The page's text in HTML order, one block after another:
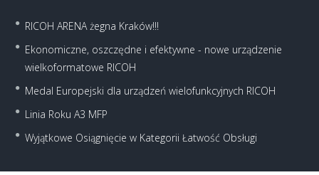
RICOH ARENA żegna Kraków!!!
Ekonomiczne, oszczędne i efektywne - nowe urządzenie
wielkoformatowe RICOH
Medal Europejski dla urządzeń wielofunkcyjnych RICOH
Linia Roku A3 MFP
Wyjątkowe Osiągnięcie w Kategorii Łatwość Obsługi